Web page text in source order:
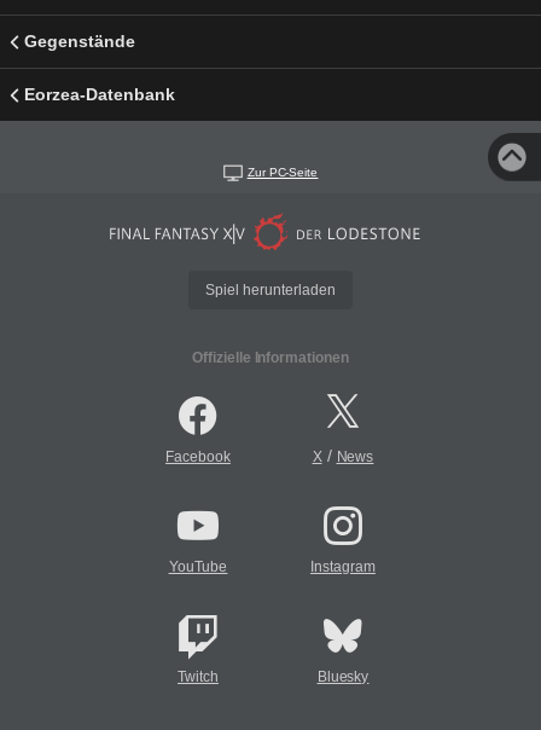
Gegenstände
Eorzea-Datenbank
Zur PC-Seite
Spiel herunterladen
Offizielle Informationen
Facebook X/ News
YouTube Instagram
Twitch Bluesky